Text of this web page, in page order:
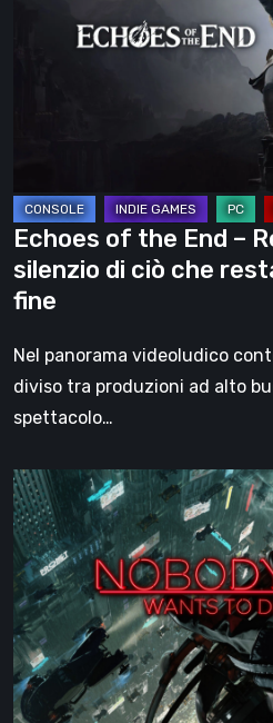
progressi
ciò
che
resta,
il
rumore
della
Echoes of the End –
silenzio di ciò che
fine
Nel panorama videoludico
diviso tra produzioni ad alto
spettacolo…
Nobody
Wants
to
Die
–
La
recensione:
quando